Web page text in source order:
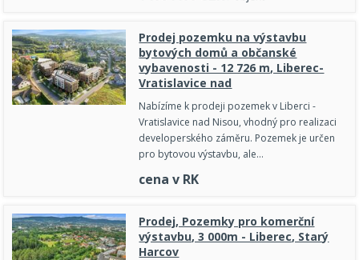
Prodej pozemku na výstavbu
bytových domů a občanské
vybavenosti - 12 726 m, Liberec-
Vratislavice nad
Nabízíme k prodeji pozemek v Liberci -
Vratislavice nad Nisou, vhodný pro realizaci
developerského záměru. Pozemek je určen
pro bytovou výstavbu, ale…
cena v RK
Prodej, Pozemky pro komerční
výstavbu, 3 000m - Liberec, Starý
Harcov